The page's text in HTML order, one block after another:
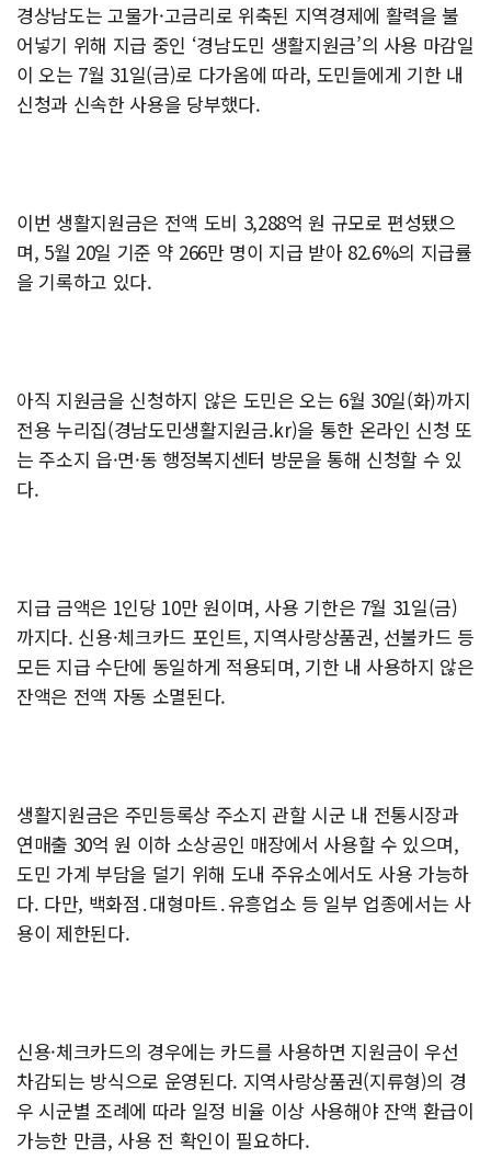
경상남도는 고물가·고금리로 위축된 지역경제에 활력을 불
어넣기 위해 지급 중인 ‘경남도민 생활지원금’의 사용 마감일
이 오는 7월 31일(금)로 다가옴에 따라, 도민들에게 기한 내
신청과 신속한 사용을 당부했다.
이번 생활지원금은 전액 도비 3,288억 원 규모로 편성됐으
며, 5월 20일 기준 약 266만 명이 지급 받아 82.6%의 지급률
을 기록하고 있다.
아직 지원금을 신청하지 않은 도민은 오는 6월 30일(화)까지
전용 누리집(경남도민생활지원금.kr)을 통한 온라인 신청 또
는 주소지 읍·면·동 행정복지센터 방문을 통해 신청할 수 있
다.
지급 금액은 1인당 10만 원이며, 사용 기한은 7월 31일(금)
까지다. 신용·체크카드 포인트, 지역사랑상품권, 선불카드 등
모든 지급 수단에 동일하게 적용되며, 기한 내 사용하지 않은
잔액은 전액 자동 소멸된다.
생활지원금은 주민등록상 주소지 관할 시군 내 전통시장과
연매출 30억 원 이하 소상공인 매장에서 사용할 수 있으며,
도민 가계 부담을 덜기 위해 도내 주유소에서도 사용 가능하
다. 다만, 백화점․대형마트․유흥업소 등 일부 업종에서는 사
용이 제한된다.
신용·체크카드의 경우에는 카드를 사용하면 지원금이 우선
차감되는 방식으로 운영된다. 지역사랑상품권(지류형)의 경
우 시군별 조례에 따라 일정 비율 이상 사용해야 잔액 환급이
가능한 만큼, 사용 전 확인이 필요하다.